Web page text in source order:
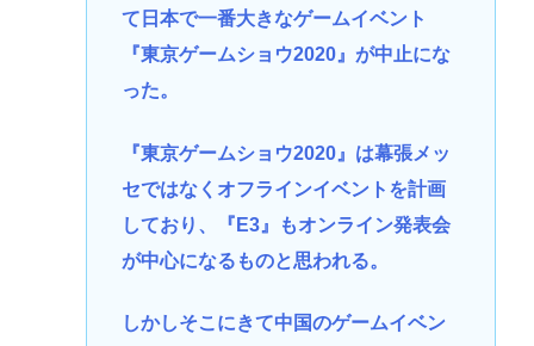
て日本で一番大きなゲームイベント
『東京ゲームショウ2020』が中止にな
った。
『東京ゲームショウ2020』は幕張メッ
セではなくオフラインイベントを計画
しており、『E3』もオンライン発表会
が中心になるものと思われる。
しかしそこにきて中国のゲームイベン